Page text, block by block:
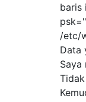
baris
/etc/
Data
Saya